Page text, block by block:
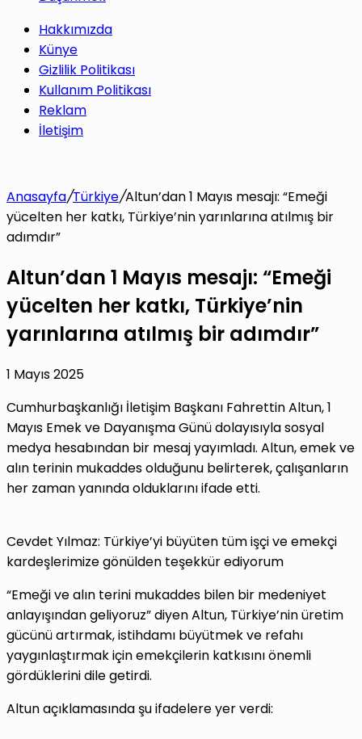
Hakkımızda
Künye
Gizlilik Politikası
Kullanım Politikası
Reklam
İletişim
Anasayfa/Türkiye/Altun’dan 1 Mayıs mesajı: “Emeği
yücelten her katkı, Türkiye’nin yarınlarına atılmış bir
adımdır”
Altun’dan 1 Mayıs mesajı: “Emeği
yücelten her katkı, Türkiye’nin
yarınlarına atılmış bir adımdır”
1 Mayıs 2025
Cumhurbaşkanlığı İletişim Başkanı Fahrettin Altun, 1
Mayıs Emek ve Dayanışma Günü dolayısıyla sosyal
medya hesabından bir mesaj yayımladı. Altun, emek ve
alın terinin mukaddes olduğunu belirterek, çalışanların
her zaman yanında olduklarını ifade etti.
Cevdet Yılmaz: Türkiye’yi büyüten tüm işçi ve emekçi
kardeşlerimize gönülden teşekkür ediyorum
“Emeği ve alın terini mukaddes bilen bir medeniyet
anlayışından geliyoruz” diyen Altun, Türkiye’nin üretim
gücünü artırmak, istihdamı büyütmek ve refahı
yaygınlaştırmak için emekçilerin katkısını önemli
gördüklerini dile getirdi.
Altun açıklamasında şu ifadelere yer verdi: